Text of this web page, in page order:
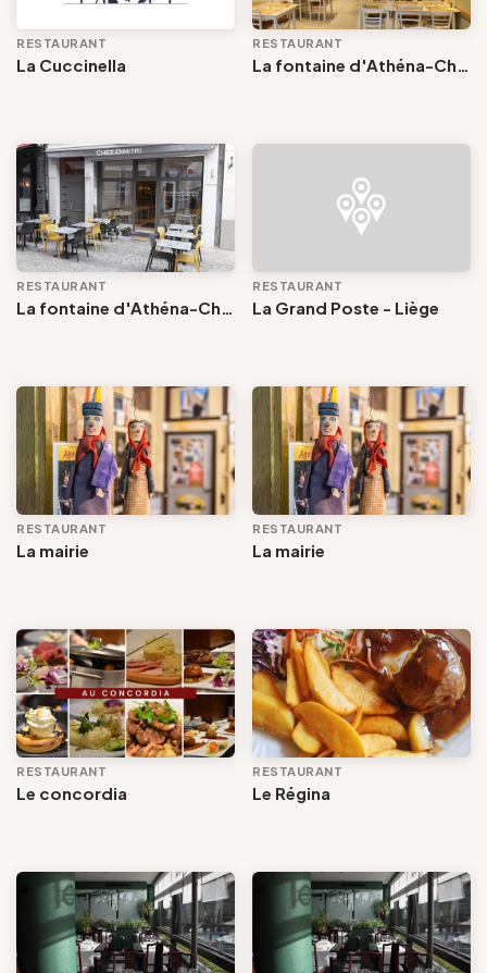
RESTAURANT
La Cuccinella
RESTAURANT
La fontaine d'Athéna-Chez Dimitri
RESTAURANT
La fontaine d'Athéna-Chez Dimitri
RESTAURANT
La Grand Poste - Liège
RESTAURANT
La mairie
RESTAURANT
La mairie
RESTAURANT
Le concordia
RESTAURANT
Le Régina